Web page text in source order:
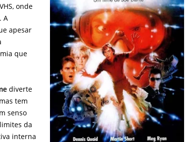
onde
A
apesar
que
diverte
tem
senso
da
interna